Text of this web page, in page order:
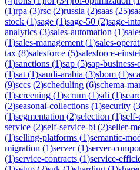
(1)rpa (3)rsc (2)russia (2)saas (25)
stock (1)sage (1)sage-50 (2)sage-
analytics (3)sales-automation (1)
(1)sales-management (1)sales-
tax (8)salesforce (5)salesforce-
(1)sanctions (1)sap (5)sap-business-
(1)sat (1)saudi-arabia (3)sbom (1)
(9)sccs (2)scheduling (6)schema-
(1)screening (1)scrum (1)sdi (1)
(2)seasonal-collections (1)security (
(1)segmentation (2)selection (1)
service (2)self-service-bi (2)seller-
(1)selling-platforms (1)semantic-
migration (1)server(1)server-
(1)service-contracts (1)service-